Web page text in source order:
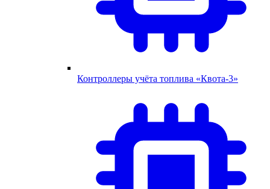
Контроллеры учёта топлива «Квота-3»